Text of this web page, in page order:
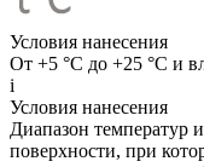
Условия нанесения
От +5 °C до +25 °C и
i
Условия нанесения
Диапазон температур
поверхности, при